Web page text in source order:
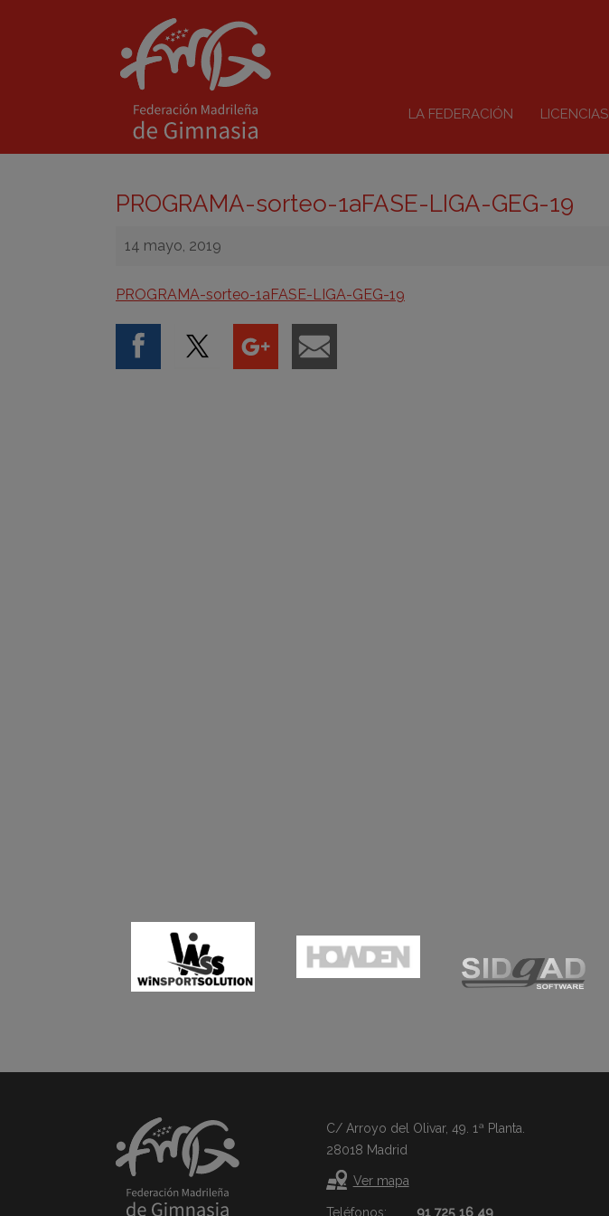
LA FEDERACIÓN LICENCIAS
PROGRAMA-sorteo-1aFASE-LIGA-GEG-19
14 mayo, 2019
PROGRAMA-sorteo-1aFASE-LIGA-GEG-19
C/ Arroyo del Olivar, 49. 1ª Planta.
28018 Madrid
Ver mapa
Teléfonos:
91 725 16 49